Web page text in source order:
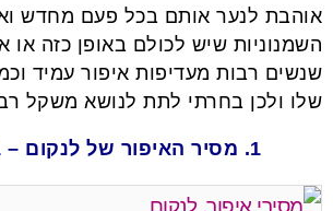
אוהבת לנער אותם בכל פעם מחדש
השמנוניות שיש לכולם באופן כזה או
שנשים רבות מעדיפות איפור עמיד
שלו ולכן בחרתי לתת לנושא משקל
1. מסיר האיפור של לנקום – BI FACIL